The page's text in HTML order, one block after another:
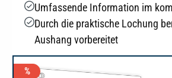
Umfassende Information im
Durch die praktische Lochung
Aushang vorbereitet
%